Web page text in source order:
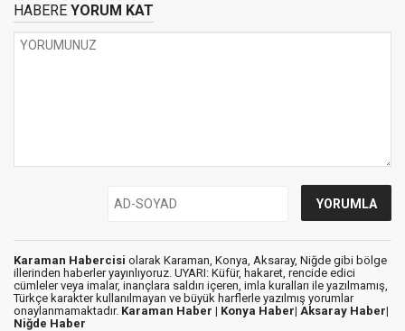
HABERE YORUM KAT
Karaman Habercisi olarak Karaman, Konya, Aksaray, Niğde gibi bölge
illerinden haberler yayınlıyoruz. UYARI: Küfür, hakaret, rencide edici
cümleler veya imalar, inançlara saldırı içeren, imla kuralları ile yazılmamış,
Türkçe karakter kullanılmayan ve büyük harflerle yazılmış yorumlar
onaylanmamaktadır. Karaman Haber | Konya Haber| Aksaray Haber|
Niğde Haber